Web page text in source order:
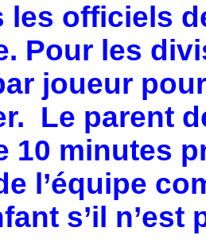
les officiels
Pour les
joueur
Le parent
10 minutes
l’équipe
s’il n’est